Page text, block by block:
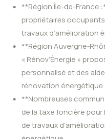
**Région Île-de-France
propriétaires occupants
travaux d’amélioration
**Région Auvergne-
« Rénov’Énergie »
personnalisé et des
rénovation énergétique
**Nombreuses
de la taxe foncière
de travaux